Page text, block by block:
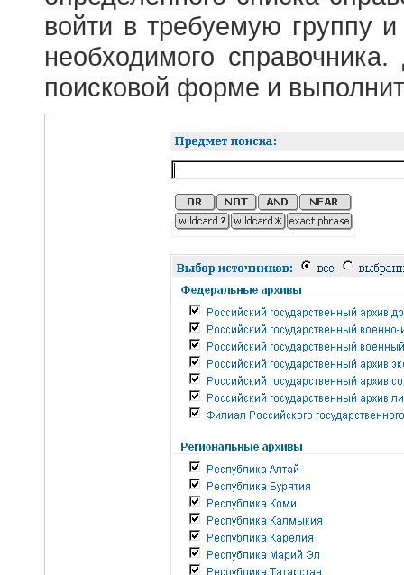
войти в требуемую группу и
необходимого
поисковой форме и